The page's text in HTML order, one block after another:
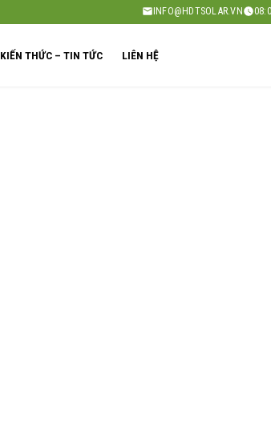
INFO@HDTSOLAR.VN
KIẾN THỨC – TIN TỨC LIÊN HỆ